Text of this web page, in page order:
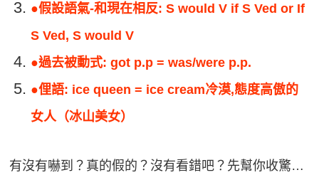
●假設語氣-和現在相反: S would V if S Ved or If
S Ved, S would V
●過去被動式: got p.p = was/were p.p.
●俚語: ice queen = ice cream冷漠,態度高傲的
女人（冰山美女）
有沒有嚇到？真的假的？沒有看錯吧？先幫你收驚…